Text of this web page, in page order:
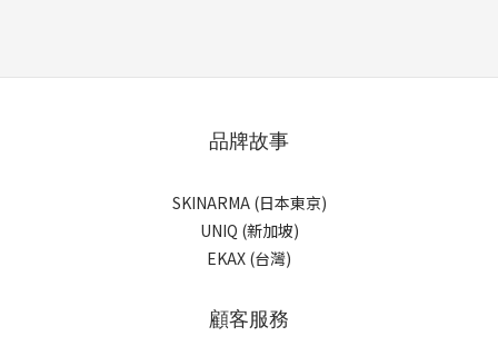
品牌故事
SKINARMA (日本東京)
UNIQ (新加坡)
EKAX (台灣)
顧客服務